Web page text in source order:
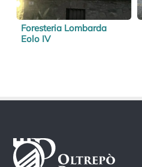
Foresteria Lombarda
Eolo IV